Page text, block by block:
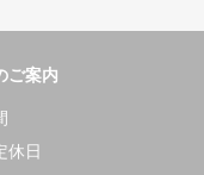
ご案内
日